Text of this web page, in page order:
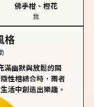
佛手柑、橙花
我
格
滿幽默與放鬆的關
性相結合時，兩者
活中創造出樂趣。